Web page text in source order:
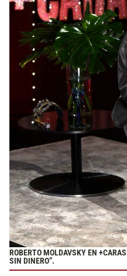
ROBERTO MOLDAVSKY EN
SIN DINERO”.